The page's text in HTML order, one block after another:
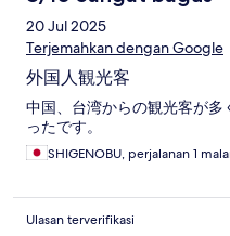
20 Jul 2025
Terjemahkan dengan Google
外国人観光客
中国、台湾からの観光客が
ったです。
SHIGENOBU, perjalanan 1
Ulasan terverifikasi